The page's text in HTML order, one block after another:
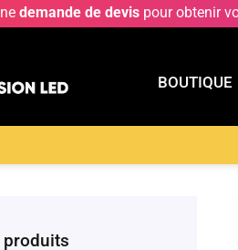
demande de devis pour obtenir
BOUTIQUE
produits